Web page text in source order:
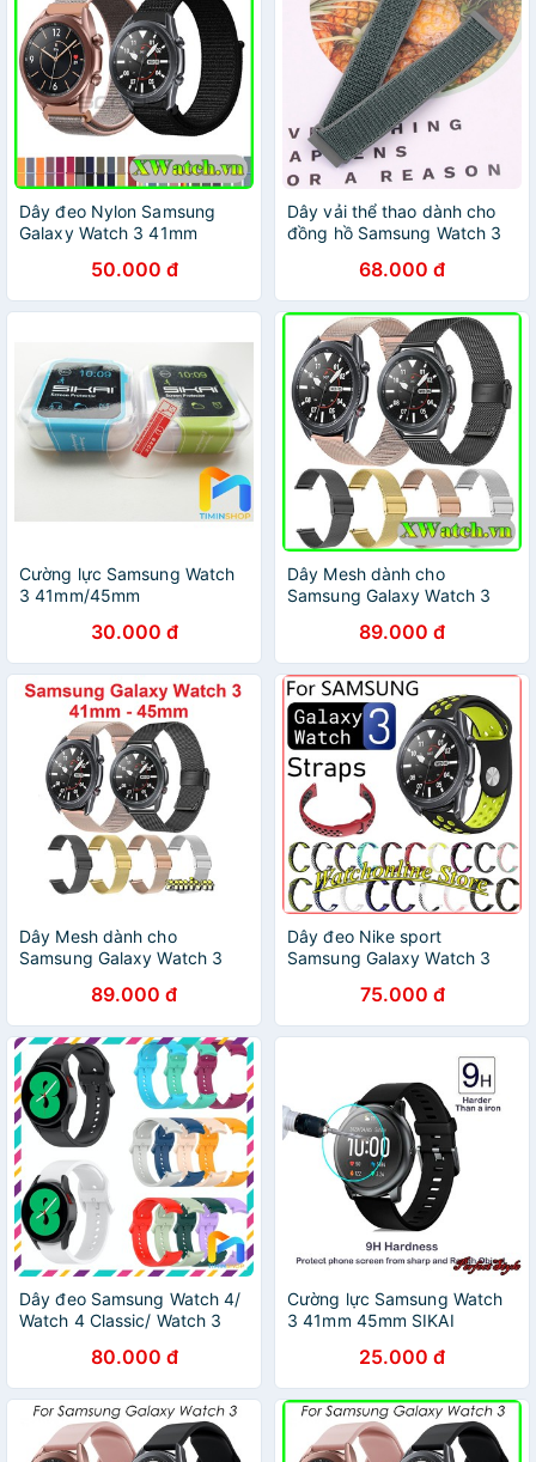
Dây đeo Nylon Samsung
Galaxy Watch 3 41mm
50.000 đ
Dây vải thể thao dành cho
đồng hồ Samsung Watch 3
68.000 đ
Cường lực Samsung Watch
3 41mm/45mm
30.000 đ
Dây Mesh dành cho
Samsung Galaxy Watch 3
89.000 đ
Dây Mesh dành cho
Samsung Galaxy Watch 3
89.000 đ
Dây đeo Nike sport
Samsung Galaxy Watch 3
75.000 đ
Dây đeo Samsung Watch 4/
Watch 4 Classic/ Watch 3
80.000 đ
Cường lực Samsung Watch
3 41mm 45mm SIKAI
25.000 đ